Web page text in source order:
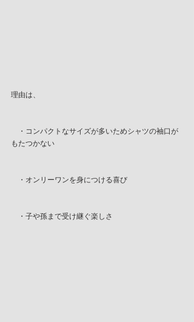
理由は、
・コンパクトなサイズが多いためシャツの袖口が
もたつかない
・オンリーワンを身につける喜び
・子や孫まで受け継ぐ楽しさ